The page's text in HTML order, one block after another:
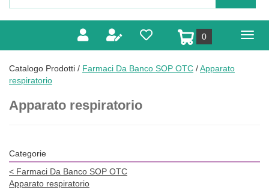
0prodotti
inseriti
Catalogo Prodotti / Farmaci Da Banco SOP OTC /Apparato
respiratorio
Apparato respiratorio
Categorie
< Farmaci Da Banco SOP OTC
Apparato respiratorio